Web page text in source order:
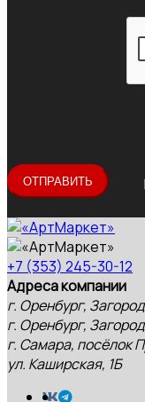
+7 (353) 245-30-12
Адреса компании
г. Оренбург,
г. Оренбург,
г. Самара, посёлок
ул. Каширская, 1Б